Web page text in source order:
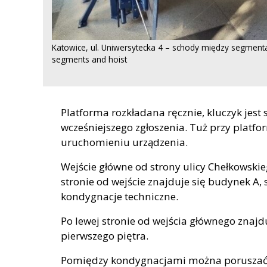
Katowice, ul. Uniwersytecka 4 – schody między
segments and hoist
Platforma rozkładana ręcznie, kluczyk jest
wcześniejszego zgłoszenia. Tuż przy
uruchomieniu urządzenia.
Wejście główne od strony ulicy
stronie od wejście znajduje się budynek
kondygnacje techniczne.
Po lewej stronie od wejścia głównego
pierwszego piętra.
Pomiędzy kondygnacjami można